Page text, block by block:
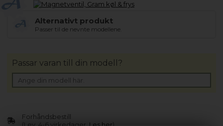
Alternativt produkt
Passer til de nevnte modellene.
Forhåndsbestill
Passar varan till din modell?